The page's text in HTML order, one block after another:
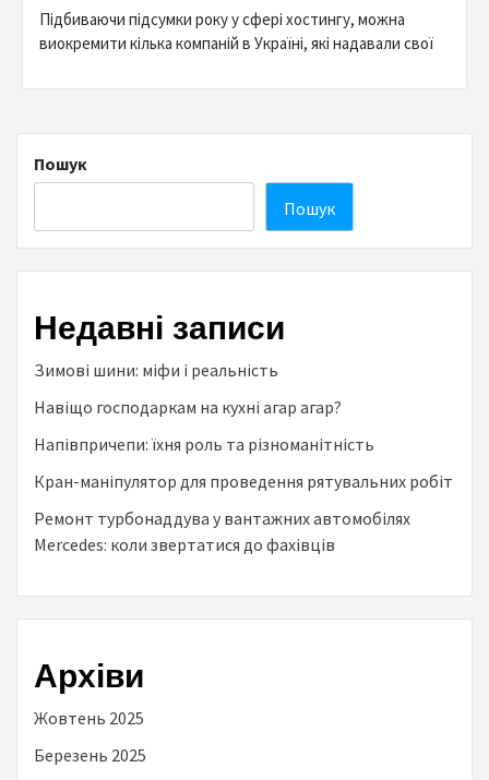
Підбиваючи підсумки року у сфері хостингу, можна
виокремити кілька компаній в Україні, які надавали свої
Пошук
Пошук
Недавні записи
Зимові шини: міфи і реальність
Навіщо господаркам на кухні агар агар?
Напівпричепи: їхня роль та різноманітність
Кран-маніпулятор для проведення рятувальних робіт
Ремонт турбонаддува у вантажних автомобілях
Mercedes: коли звертатися до фахівців
Архіви
Жовтень 2025
Березень 2025